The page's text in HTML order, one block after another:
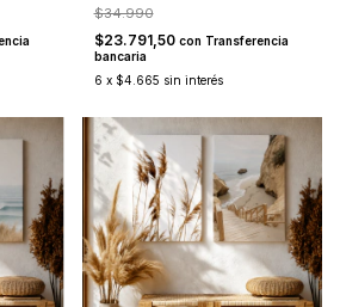
$34.990
$23.791,50 con Transferencia
bancaria
6 x $4.665 sin interés